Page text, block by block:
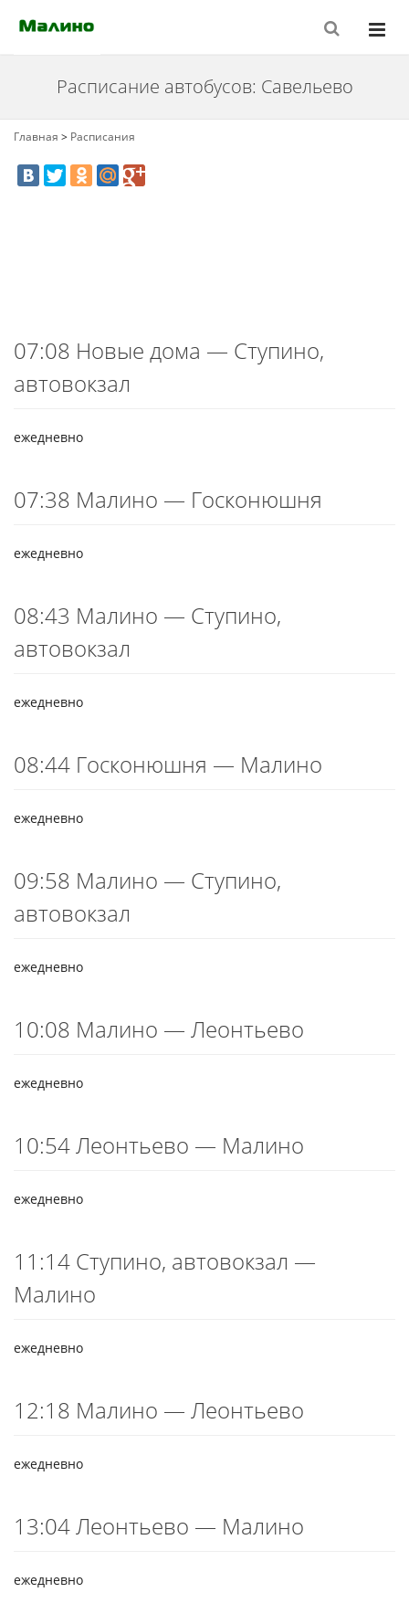
Расписание автобусов: Савельево
Главная > Расписания
07:08 Новые дома — Ступино,
автовокзал
ежедневно
07:38 Малино — Госконюшня
ежедневно
08:43 Малино — Ступино,
автовокзал
ежедневно
08:44 Госконюшня — Малино
ежедневно
09:58 Малино — Ступино,
автовокзал
ежедневно
10:08 Малино — Леонтьево
ежедневно
10:54 Леонтьево — Малино
ежедневно
11:14 Ступино, автовокзал —
Малино
ежедневно
12:18 Малино — Леонтьево
ежедневно
13:04 Леонтьево — Малино
ежедневно